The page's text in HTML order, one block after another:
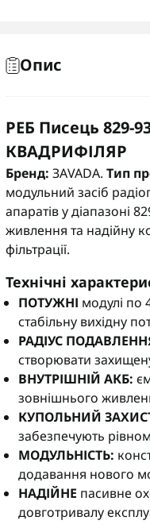
Опис
РЕБ Писець 829-
КВАДРИФІЛЯР
Бренд: ЗАVADA. Тип
модульний засіб
апаратів у діапазоні
живлення та надійну
фільтрації.
Технічні
ПОТУЖНІ модулі по
стабільну вихідну
РАДІУС
створювати
ВНУТРІШНІЙ АКБ:
зовнішнього
КУПОЛЬНИЙ
забезпечують
МОДУЛЬНІСТЬ:
додавання нового
НАДІЙНЕ пасивне
довготривалу